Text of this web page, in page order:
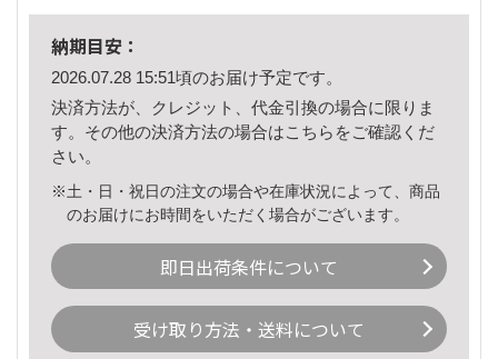
納期目安：
2026.07.28 15:51頃のお届け予定です。
決済方法が、クレジット、代金引換の場合に限りま
す。その他の決済方法の場合はこちら をご確認くだ
さい。
※土・日・祝日の注文の場合や在庫状況によって、商品
のお届けにお時間をいただく場合がございます。
即日出荷条件について
受け取り方法・送料について